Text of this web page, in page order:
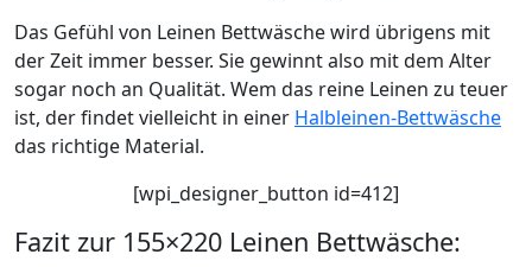
Das Gefühl von Leinen Bettwäsche wird übrigens mit
der Zeit immer besser. Sie gewinnt also mit dem Alter
sogar noch an Qualität. Wem das reine Leinen zu teuer
ist, der findet vielleicht in einer Halbleinen-Bettwäsche
das richtige Material.
[wpi_designer_button id=412]
Fazit zur 155×220 Leinen Bettwäsche: